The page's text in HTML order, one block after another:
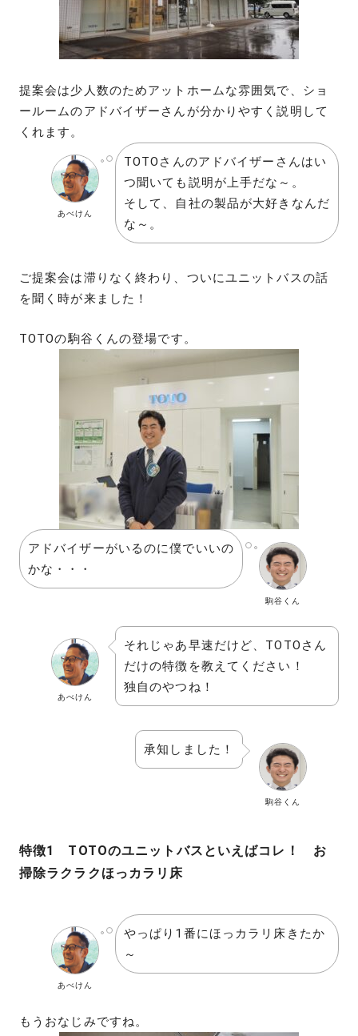
提案会は少人数のためアットホームな雰囲気で、ショ
ールームのアドバイザーさんが分かりやすく説明して
くれます。
あべけん
TOTOさんのアドバイザーさんはい
つ聞いても説明が上手だな～。
そして、自社の製品が大好きなんだ
な～。
ご提案会は滞りなく終わり、ついにユニットバスの話
を聞く時が来ました！
TOTOの駒谷くんの登場です。
駒谷くん
アドバイザーがいるのに僕でいいの
かな・・・
あべけん
それじゃあ早速だけど、TOTOさん
だけの特徴を教えてください！
独自のやつね！
駒谷くん
承知しました！
特徴1 TOTOのユニットバスといえばコレ！ お
掃除ラクラクほっカラリ床
あべけん
やっぱり1番にほっカラリ床きたか
～
もうおなじみですね。